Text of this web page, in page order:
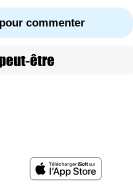
commenter
être